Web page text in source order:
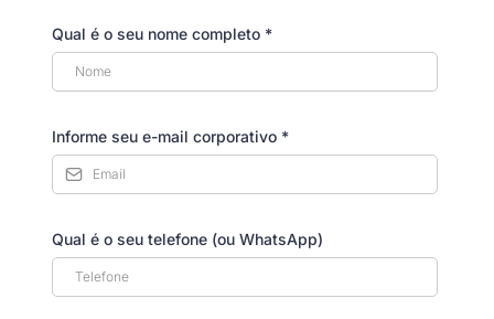
Qual é o seu nome completo *
Informe seu e-mail corporativo *
Qual é o seu telefone (ou WhatsApp)